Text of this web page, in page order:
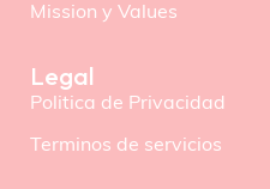
Mission y Values
Legal
Politica de Privacidad
Terminos de servicios